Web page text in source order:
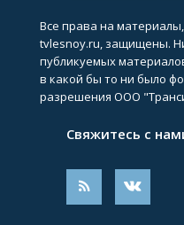
Все права на
tvlesnoy.ru, защищены.
публикуемых
в какой бы то ни было
разрешения ООО
Свяжитесь с